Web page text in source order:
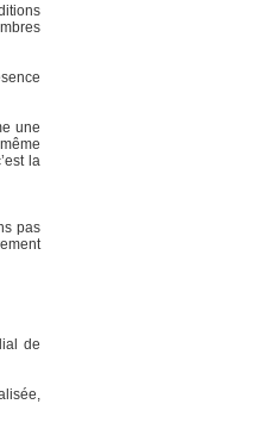
une
la
pas
de